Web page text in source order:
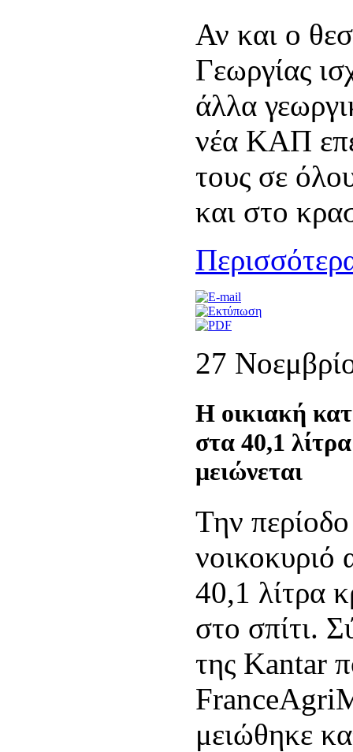
Αν και ο
Γεωργίας
άλλα
νέα ΚΑΠ
τους σε
και στο
27
Η οικιακή
στα 40,1
μειώνεται
Την
νοικοκυριό
40,1 λίτρα
στο σπίτι.
της Kantar
μειώθηκε